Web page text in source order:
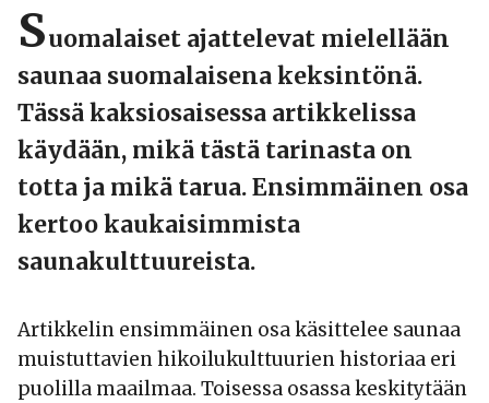
Suomalaiset ajattelevat mielellään
saunaa suomalaisena keksintönä.
Tässä kaksiosaisessa artikkelissa
käydään, mikä tästä tarinasta on
totta ja mikä tarua. Ensimmäinen osa
kertoo kaukaisimmista
saunakulttuureista.
Artikkelin ensimmäinen osa käsittelee saunaa
muistuttavien hikoilukulttuurien historiaa eri
puolilla maailmaa. Toisessa osassa keskitytään